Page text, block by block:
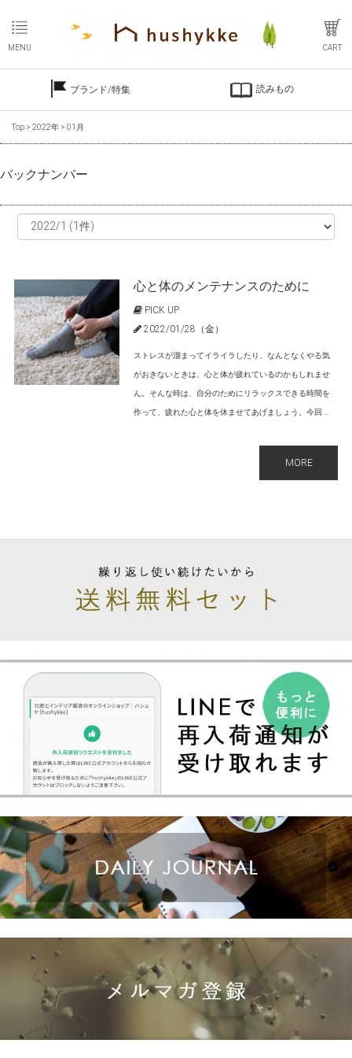
MENU CART
ブランド/特集 読みもの
Top > 2022年 > 01月
バックナンバー
心と体のメンテナンスのために
PICK UP
2022/01/28（金）
ストレスが溜まってイライラしたり、なんとなくやる気
がおきないときは、心と体が疲れているのかもしれませ
ん。そんな時は、自分のためにリラックスできる時間を
作って、疲れた心と体を休ませてあげましょう。今回 ...
MORE